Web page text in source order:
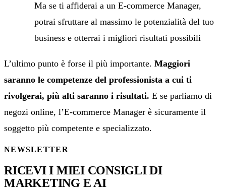
Ma se ti affiderai a un E-commerce Manager,
potrai sfruttare al massimo le potenzialità del tuo
business e otterrai i migliori risultati possibili
L’ultimo punto è forse il più importante. Maggiori
saranno le competenze del professionista a cui ti
rivolgerai, più alti saranno i risultati. E se parliamo di
negozi online, l’E-commerce Manager è sicuramente il
soggetto più competente e specializzato.
NEWSLETTER
RICEVI I MIEI CONSIGLI DI
MARKETING E AI